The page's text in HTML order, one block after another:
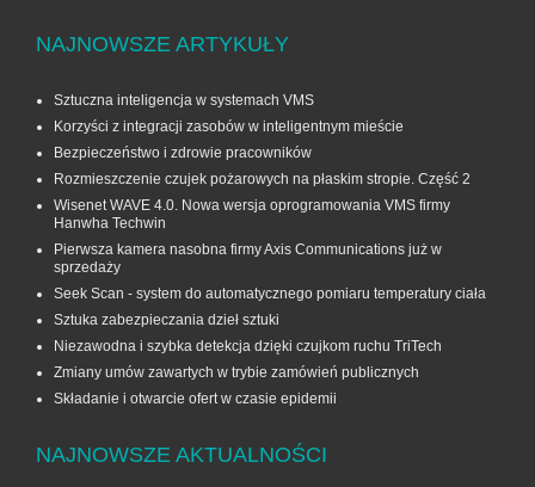
NAJNOWSZE ARTYKUŁY
Sztuczna inteligencja w systemach VMS
Korzyści z integracji zasobów w inteligentnym mieście
Bezpieczeństwo i zdrowie pracowników
Rozmieszczenie czujek pożarowych na płaskim stropie. Część 2
Wisenet WAVE 4.0. Nowa wersja oprogramowania VMS firmy
Hanwha Techwin
Pierwsza kamera nasobna firmy Axis Communications już w
sprzedaży
Seek Scan - system do automatycznego pomiaru temperatury ciała
Sztuka zabezpieczania dzieł sztuki
Niezawodna i szybka detekcja dzięki czujkom ruchu TriTech
Zmiany umów zawartych w trybie zamówień publicznych
Składanie i otwarcie ofert w czasie epidemii
NAJNOWSZE AKTUALNOŚCI